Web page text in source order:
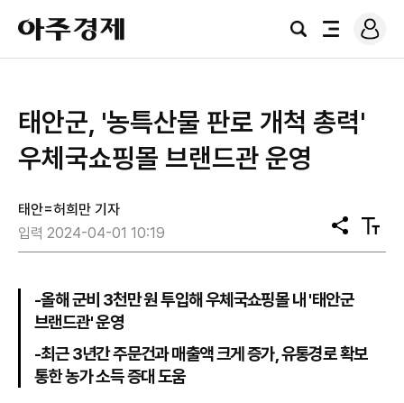
아
주
경
검
전
로
그
태안군, '농특산물 판로 개척 총력'
우체국쇼핑몰 브랜드관 운영
태안=허희만 기자
입력 2024-04-01 10:19
공
유
텍
스
-올해 군비 3천만 원 투입해 우체국쇼핑몰 내 '태안군
브랜드관' 운영
-최근 3년간 주문건과 매출액 크게 증가, 유통경로 확보
통한 농가 소득 증대 도움